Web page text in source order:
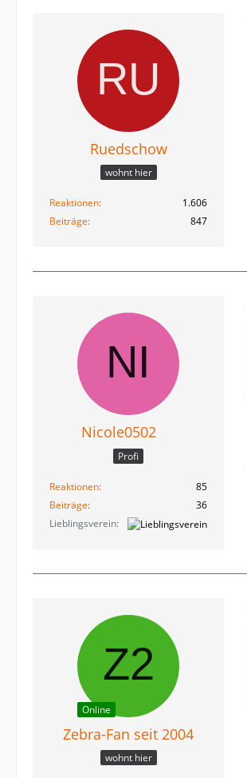
Ruedschow
wohnt hier
Reaktionen
1.606
Beiträge
847
Nicole0502
Profi
Reaktionen
85
Beiträge
36
Lieblingsverein
Online
Zebra-Fan seit 2004
wohnt hier